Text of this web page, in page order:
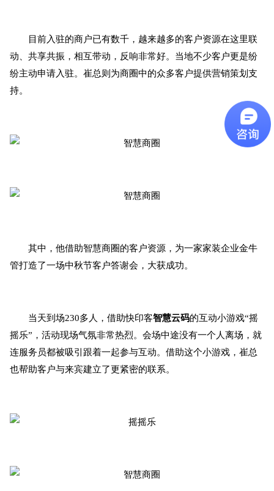
目前入驻的商户已有数千，越来越多的客户资源在这里联
动、共享共振，相互带动，反响非常好。当地不少客户更是纷
纷主动申请入驻。崔总则为商圈中的众多客户提供营销策划支
持。
其中，他借助智慧商圈的客户资源，为一家家装企业金牛
管打造了一场中秋节客户答谢会，大获成功。
当天到场230多人，借助快印客智慧云码的互动小游戏“摇
摇乐”，活动现场气氛非常热烈。会场中途没有一个人离场，就
连服务员都被吸引跟着一起参与互动。借助这个小游戏，崔总
也帮助客户与来宾建立了更紧密的联系。